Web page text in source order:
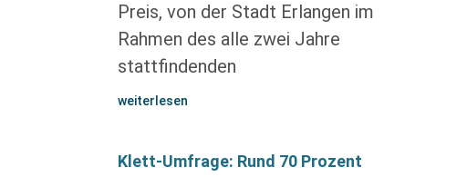
Preis, von der Stadt Erlangen im
Rahmen des alle zwei Jahre
stattfindenden
weiterlesen
Klett-Umfrage: Rund 70 Prozent